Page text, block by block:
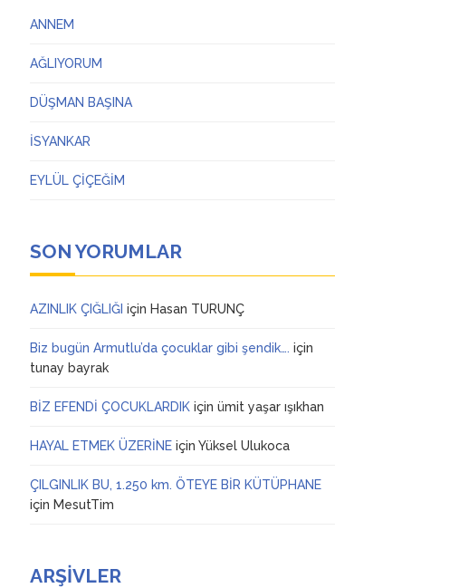
ANNEM
AĞLIYORUM
DÜŞMAN BAŞINA
İSYANKAR
EYLÜL ÇİÇEĞİM
SON YORUMLAR
AZINLIK ÇIĞLIĞI için Hasan TURUNÇ
Biz bugün Armutlu’da çocuklar gibi şendik…. için
tunay bayrak
BİZ EFENDİ ÇOCUKLARDIK içinümit yaşar ışıkhan
HAYAL ETMEK ÜZERİNE içinYüksel Ulukoca
ÇILGINLIK BU, 1.250 km. ÖTEYE BİR KÜTÜPHANE
için MesutTim
ARŞIVLER